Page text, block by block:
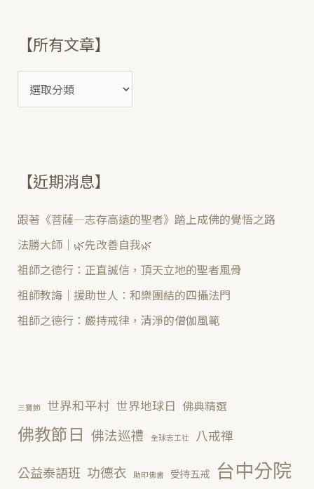
:
【所有文章】
【近期消息】
跟著《菩薩—志存高遠的聖者》踏上成佛的覺悟之路
法勝大師｜🌿先改善自我🌿
祖師之德行：正直誠信，頂天立地的聖者風骨
祖師教誨｜援助世人：和樂團結的四攝法門
祖師之德行：嚴持戒律，清淨的僧伽風範
三寶節 世界和平村 世界地球日 佛典精選
佛教節日 佛法巡禮 全球志工社 八戒禪
公益泰語班 功德衣 助印佛書 受持五戒 台中分院